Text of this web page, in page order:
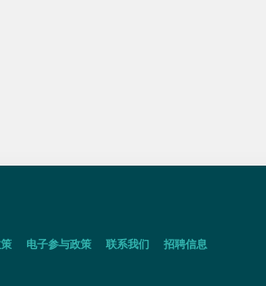
电子参与政策 联系我们 招聘信息